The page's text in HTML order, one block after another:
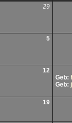
29
5
12
Geb:
Geb:
19